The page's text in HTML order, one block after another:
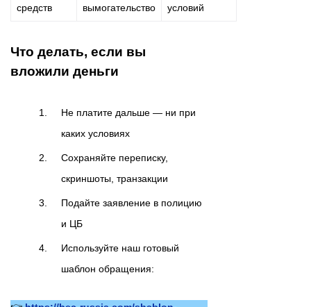
средств
вымогательство
условий
Что делать, если вы
вложили деньги
Не платите дальше — ни при
каких условиях
Сохраняйте переписку,
скриншоты, транзакции
Подайте заявление в полицию
и ЦБ
Используйте наш готовый
шаблон обращения: